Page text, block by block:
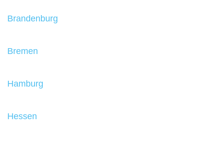
Brandenburg
Bremen
Hamburg
Hessen